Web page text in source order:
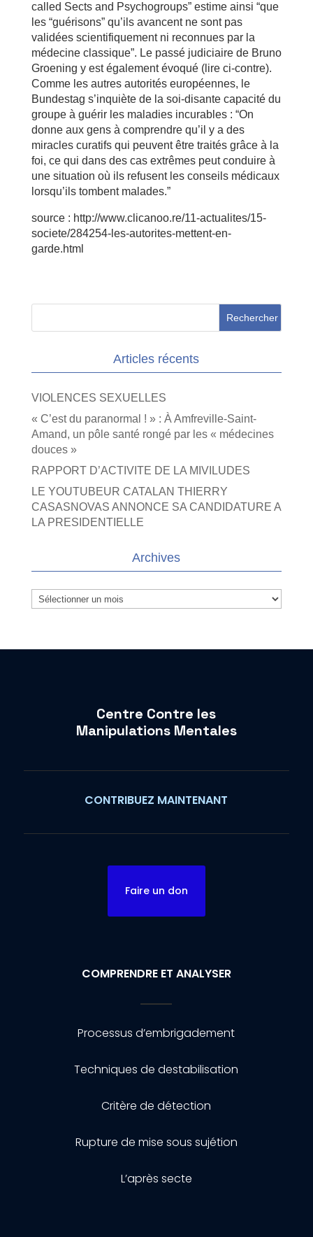
called Sects and Psychogroups” estime ainsi “que
les “guérisons” qu’ils avancent ne sont pas
validées scientifiquement ni reconnues par la
médecine classique”. Le passé judiciaire de Bruno
Groening y est également évoqué (lire ci-contre).
Comme les autres autorités européennes, le
Bundestag s’inquiète de la soi-disante capacité du
groupe à guérir les maladies incurables : “On
donne aux gens à comprendre qu’il y a des
miracles curatifs qui peuvent être traités grâce à la
foi, ce qui dans des cas extrêmes peut conduire à
une situation où ils refusent les conseils médicaux
lorsqu’ils tombent malades.”
source : http://www.clicanoo.re/11-actualites/15-
societe/284254-les-autorites-mettent-en-
garde.html
Articles récents
VIOLENCES SEXUELLES
« C’est du paranormal ! » : À Amfreville-Saint-
Amand, un pôle santé rongé par les « médecines
douces »
RAPPORT D’ACTIVITE DE LA MIVILUDES
LE YOUTUBEUR CATALAN THIERRY
CASASNOVAS ANNONCE SA CANDIDATURE A
LA PRESIDENTIELLE
Archives
Archives
Centre Contre les
Manipulations Mentales
CONTRIBUEZ MAINTENANT
Faire un don
COMPRENDRE ET ANALYSER
Processus d’embrigadement
Techniques de destabilisation
Critère de détection
Rupture de mise sous sujétion
L’après secte